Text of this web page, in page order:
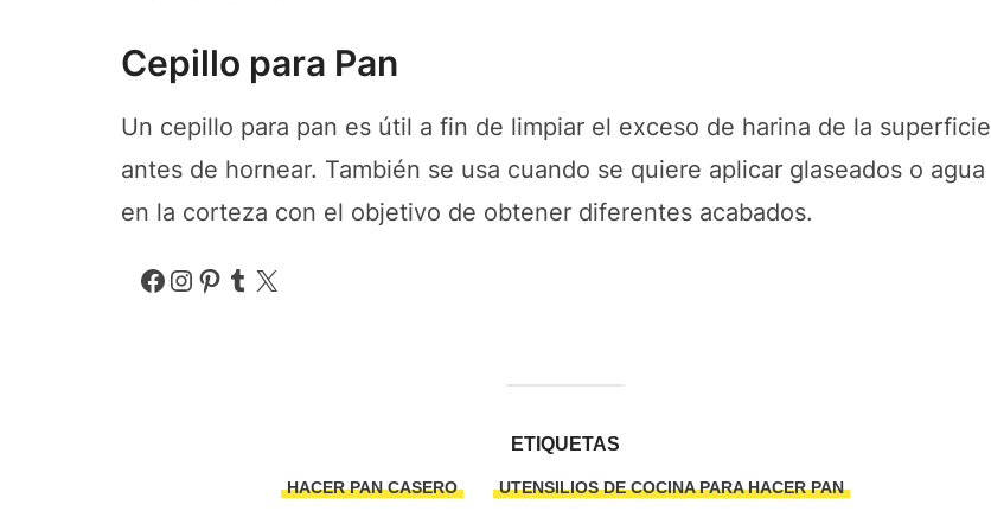
Cepillo para Pan
Un cepillo para pan es útil a fin de limpiar el exceso de harina de la superficie
antes de hornear. También se usa cuando se quiere aplicar glaseados o agua
en la corteza con el objetivo de obtener diferentes acabados.
Facebook
Instagram
Pinterest
Tumblr
X
ETIQUETAS
HACER PAN CASERO UTENSILIOS DE COCINA PARA HACER PAN